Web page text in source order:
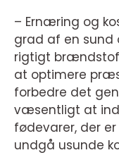
– Ernæring og
grad af en sund
rigtigt
at optimere
forbedre det
væsentligt at
fødevarer, der
undgå usunde